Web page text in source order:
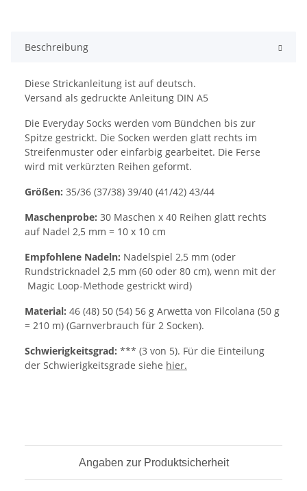
Beschreibung
Diese Strickanleitung ist auf deutsch.
Versand als gedruckte Anleitung DIN A5
Die Everyday Socks werden vom Bündchen bis zur
Spitze gestrickt. Die Socken werden glatt rechts im
Streifenmuster oder einfarbig gearbeitet. Die Ferse
wird mit verkürzten Reihen geformt.
Größen: 35/36 (37/38) 39/40 (41/42) 43/44
Maschenprobe: 30 Maschen x 40 Reihen glatt rechts
auf Nadel 2,5 mm = 10 x 10 cm
Empfohlene Nadeln: Nadelspiel 2,5 mm (oder
Rundstricknadel 2,5 mm (60 oder 80 cm), wenn mit der
Magic Loop-Methode gestrickt wird)
Material: 46 (48) 50 (54) 56 g Arwetta von Filcolana (50 g
= 210 m) (Garnverbrauch für 2 Socken).
Schwierigkeitsgrad: *** (3 von 5). Für die Einteilung
der Schwierigkeitsgrade siehe hier.
Angaben zur Produktsicherheit